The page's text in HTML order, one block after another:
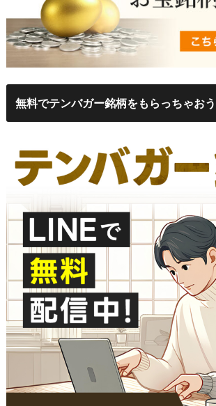
無料でテンバガー銘柄をもらっちゃおう